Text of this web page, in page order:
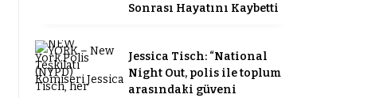
Sonrası Hayatını Kaybetti
Jessica Tisch: “National
Night Out, polis ile toplum
arasındaki güveni